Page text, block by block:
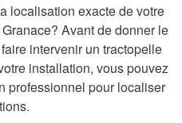
localisation exacte de votre
Avant de donner le
intervenir un tractopelle
installation, vous pouvez
professionnel pour localiser